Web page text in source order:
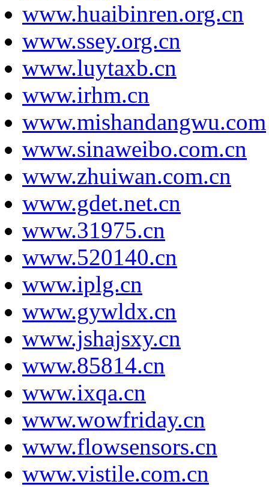
www.huaibinren.org.cn
www.ssey.org.cn
www.luytaxb.cn
www.irhm.cn
www.mishandangwu.com
www.sinaweibo.com.cn
www.zhuiwan.com.cn
www.gdet.net.cn
www.31975.cn
www.520140.cn
www.iplg.cn
www.gywldx.cn
www.jshajsxy.cn
www.85814.cn
www.ixqa.cn
www.wowfriday.cn
www.flowsensors.cn
www.vistile.com.cn